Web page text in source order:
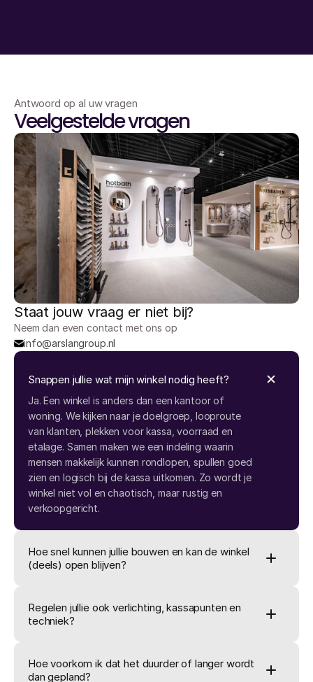
Antwoord op al uw vragen
Veelgestelde vragen
Staat jouw vraag er niet bij?
Neem dan even contact met ons op
info@arslangroup.nl
Snappen jullie wat mijn winkel nodig heeft?
Ja. Een winkel is anders dan een kantoor of
woning. We kijken naar je doelgroep, looproute
van klanten, plekken voor kassa, voorraad en
etalage. Samen maken we een indeling waarin
mensen makkelijk kunnen rondlopen, spullen goed
zien en logisch bij de kassa uitkomen. Zo wordt je
winkel niet vol en chaotisch, maar rustig en
verkoopgericht.
Hoe snel kunnen jullie bouwen en kan de winkel
(deels) open blijven?
Regelen jullie ook verlichting, kassapunten en
techniek?
Hoe voorkom ik dat het duurder of langer wordt
dan gepland?